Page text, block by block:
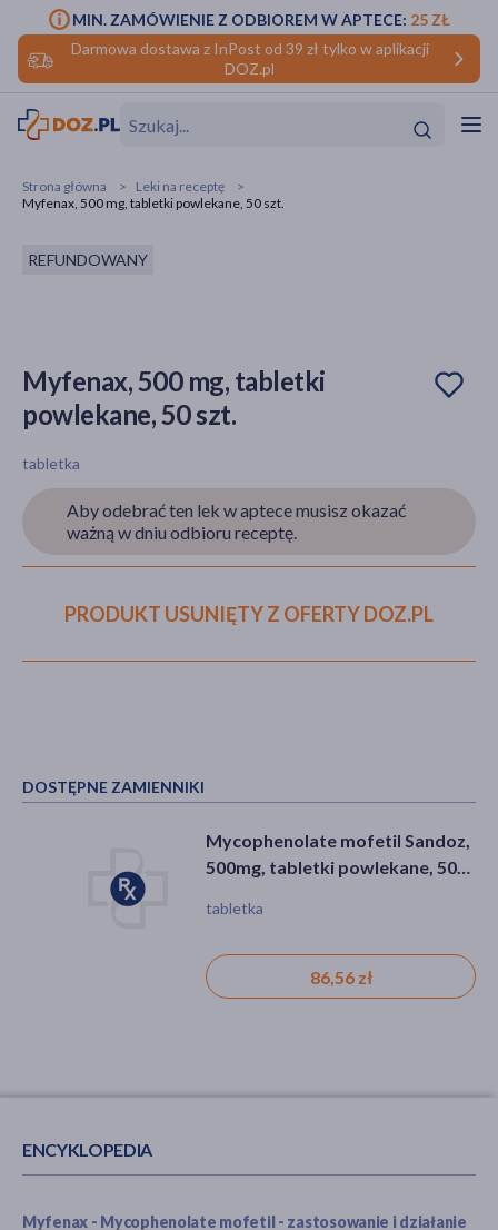
Darmowa dostawa z InPost od 39 zł tylko w aplikacji
DOZ.pl
MIN. ZAMÓWIENIE Z ODBIOREM W APTECE: 25 ZŁ
Hit
makijażu
Strona główna
Leki na receptę
Myfenax, 500 mg, tabletki powlekane, 50 szt.
REFUNDOWANY
Myfenax, 500 mg, tabletki
powlekane, 50 szt.
tabletka
Aby odebrać ten lek w aptece musisz okazać
ważną w dniu odbioru receptę.
PRODUKT USUNIĘTY Z OFERTY DOZ.PL
DOSTĘPNE ZAMIENNIKI
Mycophenolate mofetil Sandoz,
500mg, tabletki powlekane, 50
tabletka
86,56 zł
ENCYKLOPEDIA
Myfenax - Mycophenolate mofetil - zastosowanie i działanie